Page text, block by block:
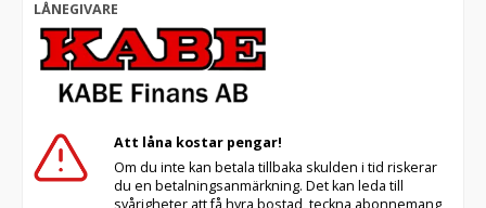
LÅNEGIVARE
Att låna kostar pengar!
Om du inte kan betala tillbaka skulden i tid riskerar
du en betalningsanmärkning. Det kan leda till
svårigheter att få hyra bostad, teckna abonnemang